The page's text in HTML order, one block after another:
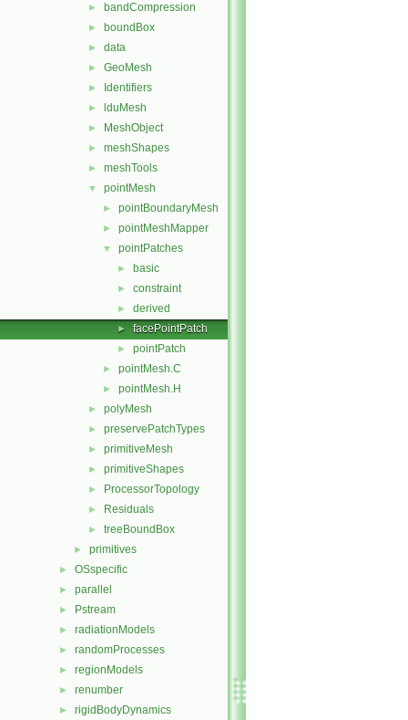
► bandCompression
► boundBox
► data
► GeoMesh
► Identifiers
► lduMesh
► MeshObject
► meshShapes
► meshTools
▼ pointMesh
► pointBoundaryMesh
► pointMeshMapper
▼ pointPatches
► basic
► constraint
► derived
► facePointPatch
► pointPatch
► pointMesh.C
► pointMesh.H
► polyMesh
► preservePatchTypes
► primitiveMesh
► primitiveShapes
► ProcessorTopology
► Residuals
► treeBoundBox
► primitives
► OSspecific
► parallel
► Pstream
► radiationModels
► randomProcesses
► regionModels
► renumber
► rigidBodyDynamics